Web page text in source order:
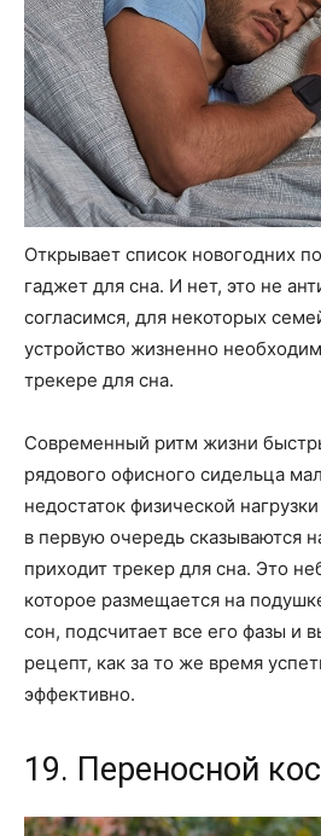
Открывает список новогодних
гаджет для сна. И нет, это не
согласимся, для некоторых
устройство жизненно
трекере для сна.
Современный ритм жизни
рядового офисного сидельца
недостаток физической
в первую очередь сказываются
приходит трекер для сна. Это
которое размещается на
сон, подсчитает все его фазы и
рецепт, как за то же время
эффективно.
19. Переносной